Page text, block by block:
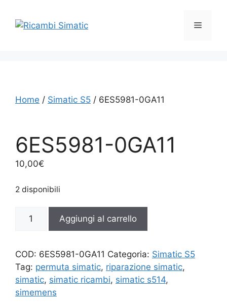
contenuto
Menu
Home / Simatic S5 / 6ES5981-0GA11
6ES5981-0GA11
10,00€
2 disponibili
0GA11
Aggiungi al carrello
COD: 6ES5981-0GA11 Categoria: Simatic S5
Tag: permuta simatic, riparazione simatic,
simatic, simatic ricambi, simatic s514,
simemens